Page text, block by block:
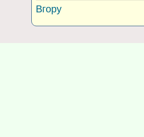
Вгору